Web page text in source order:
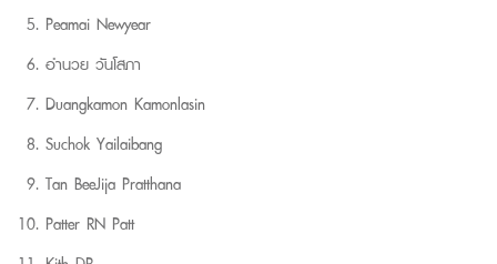
Peamai Newyear
อำนวย วันโสภา
Duangkamon Kamonlasin
Suchok Yailaibang
Tan BeeJija Pratthana
Patter RN Patt